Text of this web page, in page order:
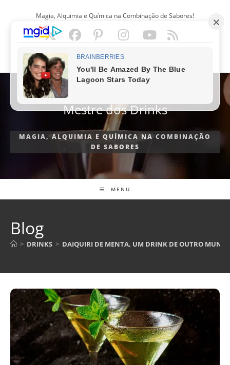
Magia, Alquimia e Química na Combinação de Sabores!
PORTUGUÊS
Mestre dos Drinks
MAGIA, ALQUIMIA E QUÍMICA NA COMBINAÇÃO
DE SABORES
MENU
Blog
> DRINKS > DAIQUIRI DE MENTA, UM DRINK DE OUTRO